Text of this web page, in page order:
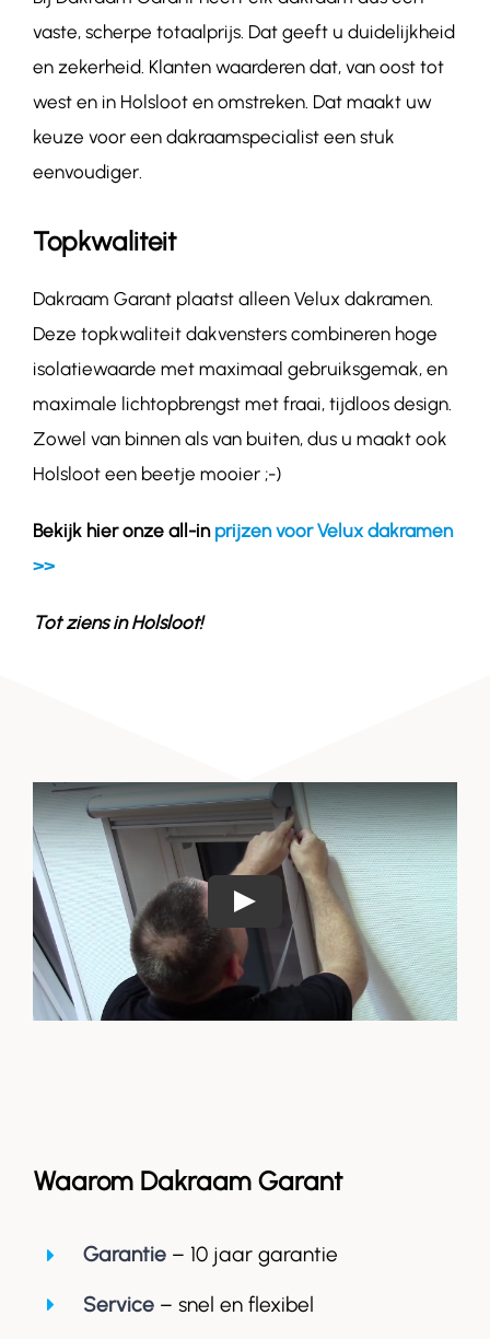
vaste, scherpe totaalprijs. Dat geeft u duidelijkheid
en zekerheid. Klanten waarderen dat, van oost tot
west en in Holsloot en omstreken. Dat maakt uw
keuze voor een dakraamspecialist een stuk
eenvoudiger.
Topkwaliteit
Dakraam Garant plaatst alleen Velux dakramen.
Deze topkwaliteit dakvensters combineren hoge
isolatiewaarde met maximaal gebruiksgemak, en
maximale lichtopbrengst met fraai, tijdloos design.
Zowel van binnen als van buiten, dus u maakt ook
Holsloot een beetje mooier ;-)
Bekijk hier onze all-in prijzen voor Velux dakramen
>>
Tot ziens inHolsloot!
Waarom Dakraam Garant
Garantie– 10 jaar garantie
Service – snel en flexibel